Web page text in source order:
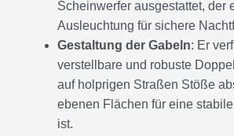
Scheinwerfer ausgestattet, der
Ausleuchtung für sichere
Gestaltung der Gabeln: Er
verstellbare und robuste
auf holprigen Straßen Stöße
ebenen Flächen für eine
ist.